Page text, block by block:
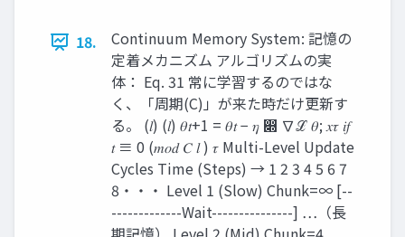
18.
Continuum Memory System: 記憶の
定着メカニズム アルゴリズムの実
体： Eq. 31 常に学習するのではな
く、「周期(C)」が来た時だけ更新す
る。 (𝑙) (𝑙) 𝜃𝑡+1 = 𝜃𝑡 − 𝜂 ෍ ∇ℒ 𝜃; 𝑥𝜏 𝑖𝑓
𝑡 ≡ 0 (𝑚𝑜𝑑 𝐶 𝑙 ) 𝜏 Multi-Level Update
Cycles Time (Steps) → 1 2 3 4 5 6 7
8・・・ Level 1 (Slow) Chunk=∞ [--
-------------Wait---------------] …（長